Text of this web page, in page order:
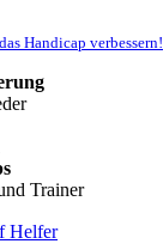
Handicap verbessern!
Trainer
Helfer